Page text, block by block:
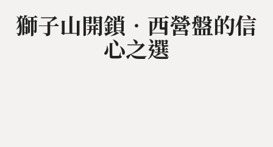
獅子山開鎖‧西營盤的信
心之選